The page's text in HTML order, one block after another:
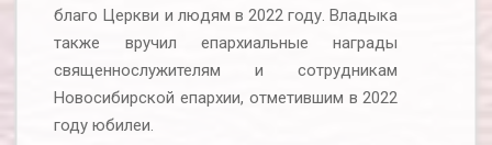
благо Церкви и людям в 2022 году. Владыка
также вручил епархиальные награды
священнослужителям и сотрудникам
Новосибирской епархии, отметившим в 2022
году юбилеи.